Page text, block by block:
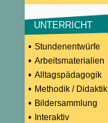
UNTERRICHT
• Stundenentwürfe
• Arbeitsmaterialien
• Alltagspädagogik
• Methodik / Didaktik
• Bildersammlung
• Interaktiv